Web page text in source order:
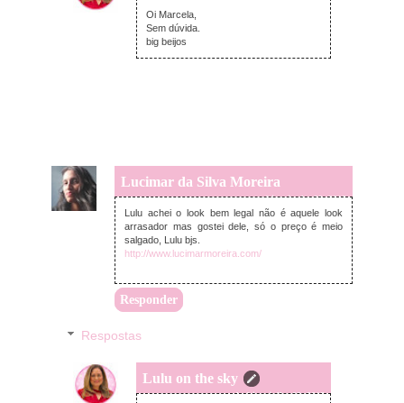
Oi Marcela,
Sem dúvida.
big beijos
Lucimar da Silva Moreira
sexta-feira, junho 29, 2018
Lulu achei o look bem legal não é aquele look
arrasador mas gostei dele, só o preço é meio
salgado, Lulu bjs.
http://www.lucimarmoreira.com/
Responder
Respostas
Lulu on the sky
segunda-feira, julho 02, 2018